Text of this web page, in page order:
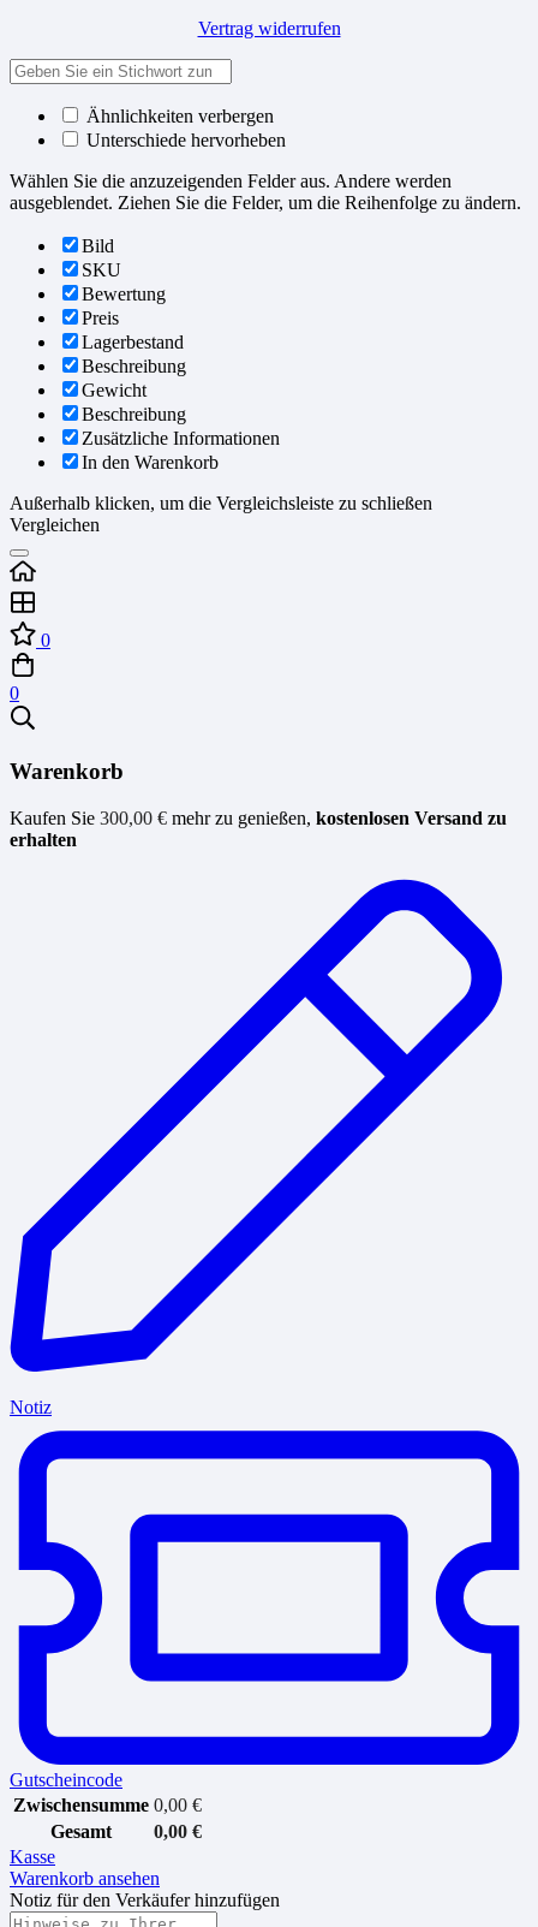
Vertrag widerrufen
Ähnlichkeiten verbergen
Unterschiede hervorheben
Wählen Sie die anzuzeigenden Felder aus. Andere werden
ausgeblendet. Ziehen Sie die Felder, um die Reihenfolge zu ändern.
Bild
SKU
Bewertung
Preis
Lagerbestand
Beschreibung
Gewicht
Beschreibung
Zusätzliche Informationen
In den Warenkorb
Außerhalb klicken, um die Vergleichsleiste zu schließen
Vergleichen
0
0
Warenkorb
Kaufen Sie 300,00 € mehr zu genießen, kostenlosen Versand zu
erhalten
Notiz
Gutscheincode
Zwischensumme 0,00 €
Gesamt
0,00 €
Kasse
Warenkorb ansehen
Notiz für den Verkäufer hinzufügen